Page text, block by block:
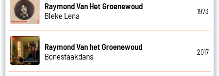
Raymond Van Het Groenewoud
Bleke Lena
1973
Raymond Van het Groenewoud
Bonestaakdans
2017